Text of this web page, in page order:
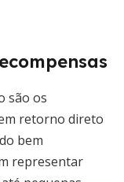
são os
retorno direto
bem
representar